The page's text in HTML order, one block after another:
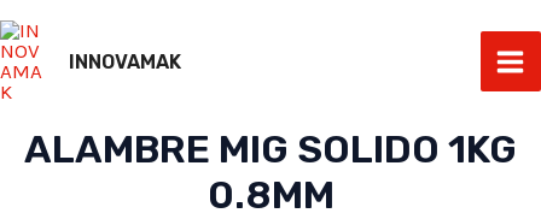
Skip
to
content
INNOVAMAK
ALAMBRE MIG SOLIDO 1KG
0.8MM